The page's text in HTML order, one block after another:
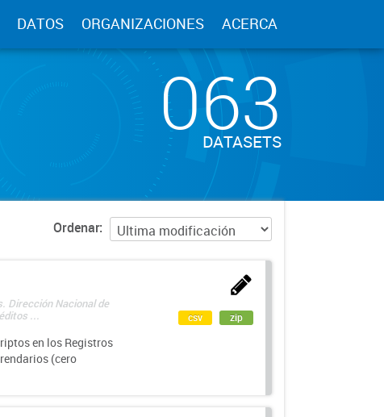
DATOS ORGANIZACIONES ACERCA
063
DATASETS
Ordenar
Dirección Nacional de
...
en los Registros
(cero
csv zip